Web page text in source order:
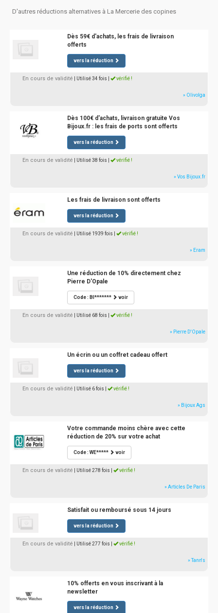
D'autres réductions alternatives à La Mercerie des copines
Dès 59€ d'achats, les frais de livraison
offerts
vers la réduction
En cours de validité | Utilisé 34 fois vérifié !
» Olivolga
Dès 100€ d'achats, livraison gratuite Vos
Bijoux.fr : les frais de ports sont offerts
vers la réduction
En cours de validité | Utilisé 38 fois vérifié !
» Vos Bijoux.fr
Les frais de livraison sont offerts
vers la réduction
En cours de validité | Utilisé 1939 fois vérifié !
» Eram
Une réduction de 10% directement chez
Pierre D'Opale
Code : BI******* voir
En cours de validité | Utilisé 68 fois vérifié !
» Pierre D'Opale
Un écrin ou un coffret cadeau offert
vers la réduction
En cours de validité | Utilisé 6 fois vérifié !
» Bijoux Ags
Votre commande moins chère avec cette
réduction de 20% sur votre achat
Code : WE***** voir
En cours de validité | Utilisé 278 fois vérifié !
» Articles De Paris
Satisfait ou remboursé sous 14 jours
vers la réduction
En cours de validité | Utilisé 277 fois vérifié !
» Tann's
10% offerts en vous inscrivant à la
newsletter
vers la réduction